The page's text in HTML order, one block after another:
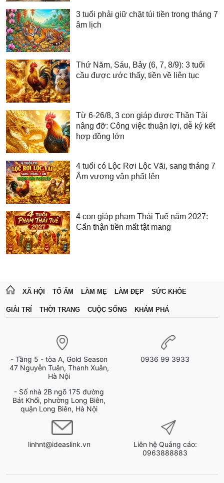
3 tuổi phải giữ chặt túi tiền trong tháng 7
âm lịch
Thứ Năm, Sáu, Bảy (6, 7, 8/9): 3 tuổi
cầu được ước thấy, tiền về liên tục
Từ 6-26/8, 3 con giáp được Thần Tài
nâng đỡ: Công việc thuận lợi, dễ ký kết
hợp đồng lớn
4 tuổi có Lộc Rơi Lộc Vãi, sang tháng 7
Âm vượng vận phất lên
4 con giáp phạm Thái Tuế năm 2027:
Cẩn thận tiền mất tật mang
XÃ HỘI TỔ ẤM LÀM MẸ LÀM ĐẸP SỨC KHỎE
GIẢI TRÍ THỜI TRANG CUỘC SỐNG KHÁM PHÁ
- Tầng 5 - tòa A, Gold Season
47 Nguyễn Tuân, Thanh Xuân,
Hà Nội
- Số nhà 2B ngõ 175 đường
Bát Khối, phường Long Biên,
quận Long Biên, Hà Nội
0936 99 3933
linhnt@ideaslink.vn
Liên hệ Quảng cáo:
0963888883